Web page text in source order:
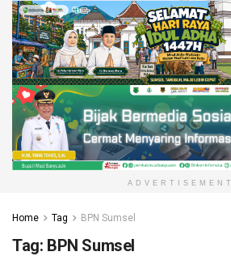
ADVERTISEMENT
Home Tag BPN Sumsel
Tag: BPN Sumsel